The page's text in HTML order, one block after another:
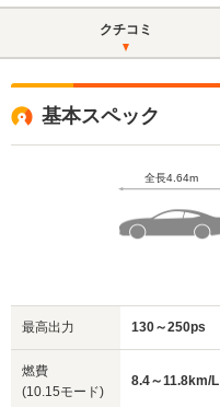
クチコミ
基本スペック
全長4.64m
最高出力 130～250ps
燃費
(10.15モード)
8.4～11.8km/L